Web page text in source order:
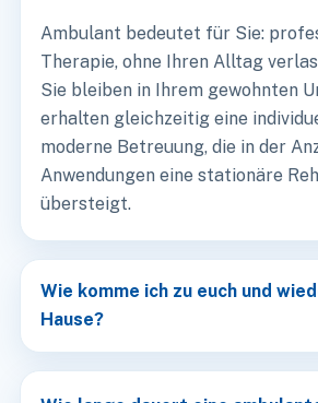
Ambulant bedeutet für Sie:
Therapie, ohne Ihren Alltag
Sie bleiben in Ihrem gewohnten
erhalten gleichzeitig eine
moderne Betreuung, die in der
Anwendungen eine stationäre
übersteigt.
Wie komme ich zu euch und
Hause?